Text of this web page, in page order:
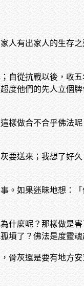
人有出家人的生存
自從抗戰以後，收
度他們的先人立個
樣做合不合乎佛法
要送來；我想了好
。如果迷昧地想：
什麼呢？那樣做是
墳了？佛法是度靈
骨灰還是要有地方